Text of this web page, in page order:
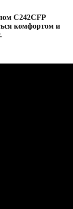
C242CFP
комфортом и